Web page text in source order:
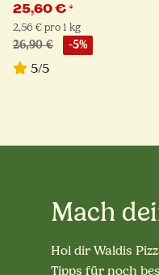
25,60 €*
2,56 € pro 1 kg
26,90 € -5%
5/5
Mach
Hol dir Waldis
Tipps für noch